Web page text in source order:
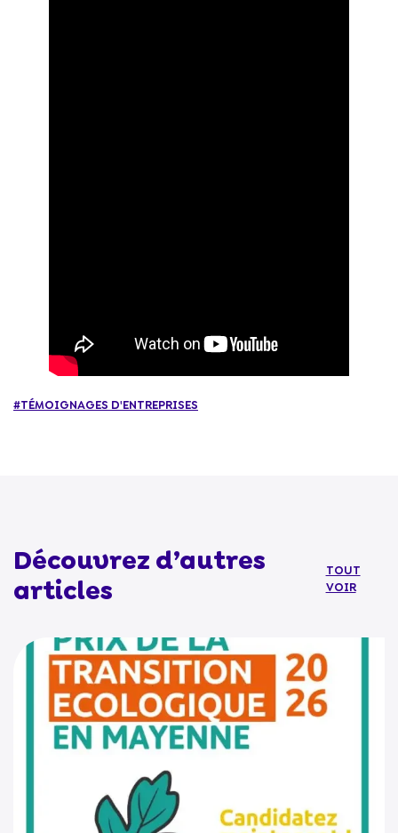
#TÉMOIGNAGES D'ENTREPRISES
Découvrez d’autres
articles
TOUT
VOIR